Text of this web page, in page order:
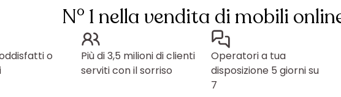
N° 1 nella vendita di mobili
o
Più di 3,5 milioni di clienti
serviti con il sorriso
Operatori a tua
disposizione 5 giorni su
7